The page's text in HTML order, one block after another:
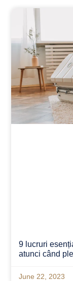
9 lucruri
atunci când
June 22, 2023